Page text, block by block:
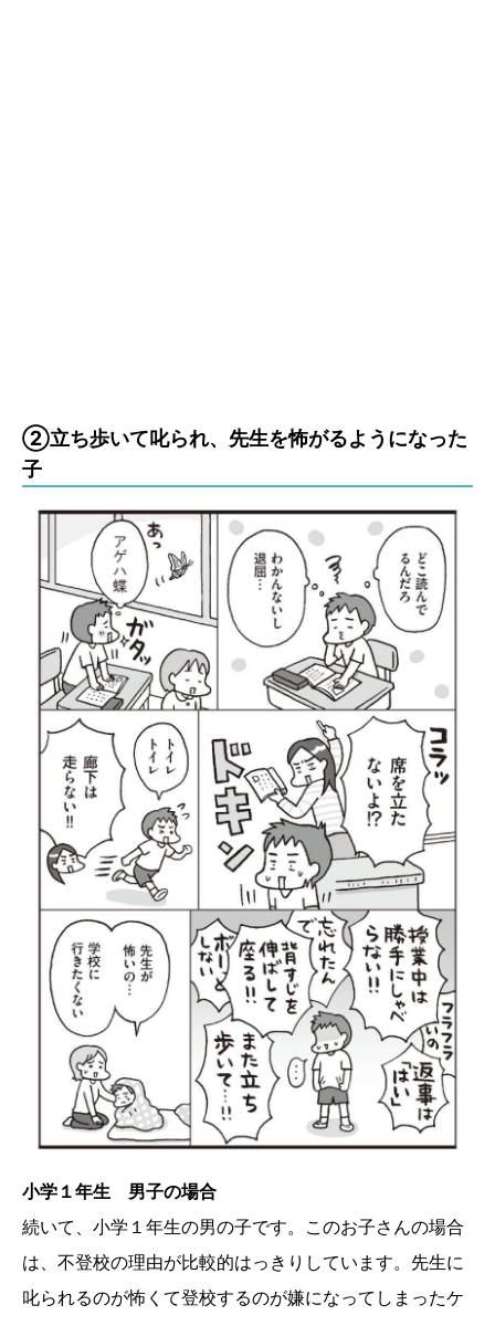
②立ち歩いて叱られ、先生を怖がるようになった
子
小学１年生 男子の場合
続いて、小学１年生の男の子です。このお子さんの場合
は、不登校の理由が比較的はっきりしています。先生に
叱られるのが怖くて登校するのが嫌になってしまったケ